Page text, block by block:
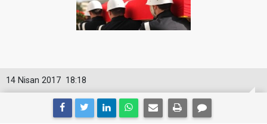
18:18
14 Nisan 2017